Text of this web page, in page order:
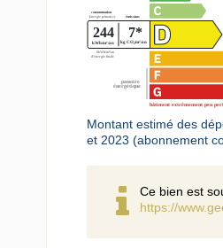
Montant estimé des
et 2023 (abonnement
Ce bien est
https://